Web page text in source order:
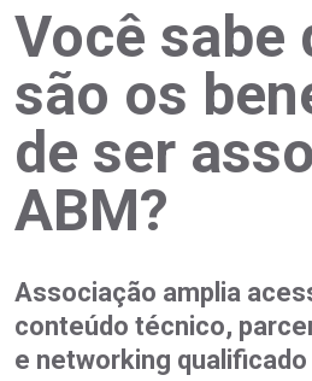
Você sabe
são os
de ser
ABM?
Associação amplia
conteúdo técnico,
e networking qualificado